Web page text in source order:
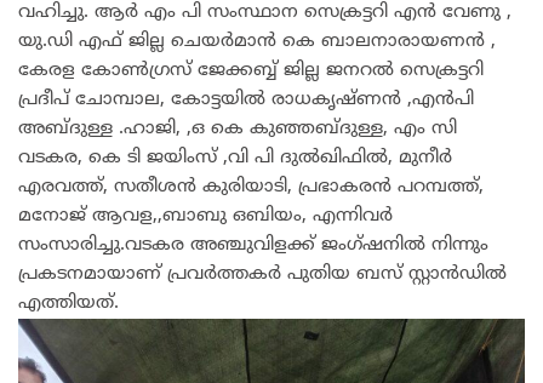
വഹിച്ചു. ആർ എം പി സംസ്ഥാന സെക്രട്ടറി എൻ വേണു ,
യു.ഡി എഫ് ജില്ല ചെയർമാൻ കെ ബാലനാരായണൻ ,
കേരള കോൺഗ്രസ് ജേക്കബ്ബ് ജില്ല ജനറൽ സെക്രട്ടറി
പ്രദീപ് ചോമ്പാല, കോട്ടയിൽ രാധകൃഷ്ണൻ ,എൻപി
അബ്ദുള്ള .ഹാജി, ,ഒ കെ കുഞ്ഞബ്ദുള്ള, എം സി
വടകര, കെ ടി ജയിംസ് ,വി പി ദുൽഖിഫിൽ, മുനീർ
എരവത്ത്, സതീശൻ കുരിയാടി, പ്രഭാകരൻ പറമ്പത്ത്,
മനോജ് ആവള,,ബാബു ഒബിയം, എന്നിവർ
സംസാരിച്ചു.വടകര അഞ്ചുവിളക്ക് ജംഗ്ഷനിൽ നിന്നും
പ്രകടനമായാണ് പ്രവർത്തകർ പുതിയ ബസ് സ്റ്റാൻഡിൽ
എത്തിയത്.